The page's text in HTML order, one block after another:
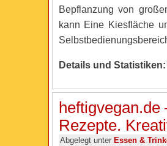
Bepflanzung von
kann Eine Kiesfläche
Details und Statistiken:
Rezepte.
Abgelegt unter Essen &